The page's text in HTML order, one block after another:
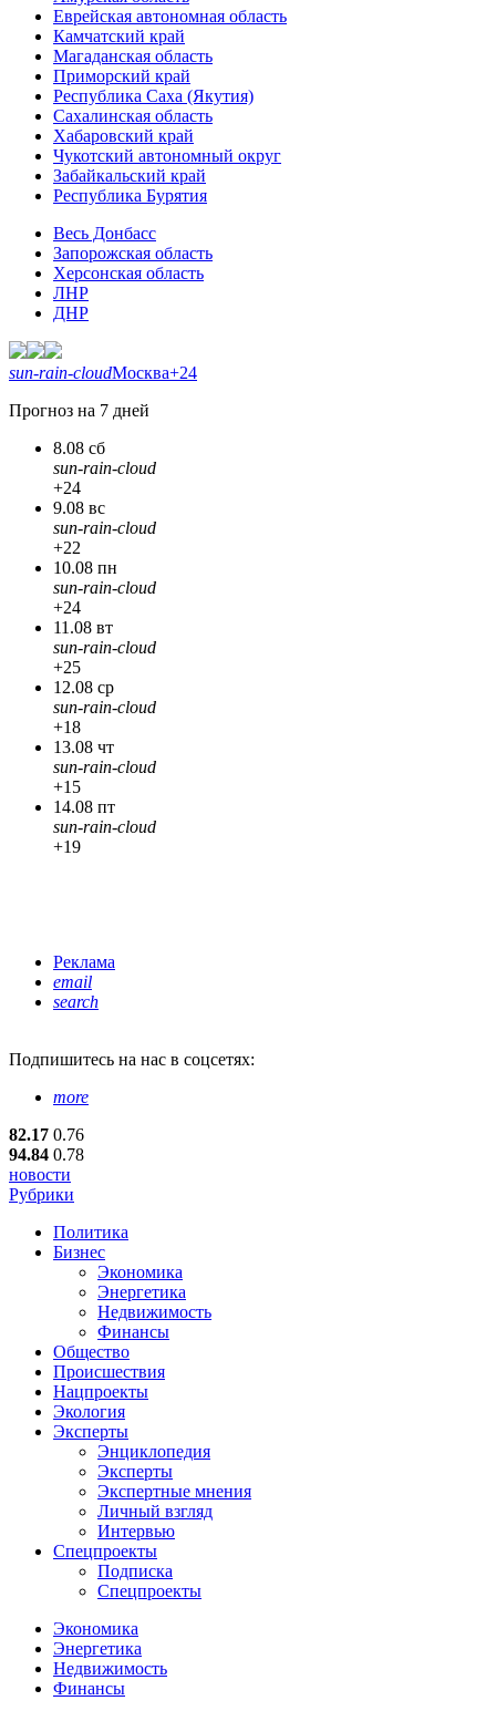
Еврейская автономная область
Камчатский край
Магаданская область
Приморский край
Республика Саха (Якутия)
Сахалинская область
Хабаровский край
Чукотский автономный округ
Забайкальский край
Республика Бурятия
Весь Донбасс
Запорожская область
Херсонская область
ЛНР
ДНР
sun-rain-cloudМосква+24
Прогноз на 7 дней
8.08 сб
sun-rain-cloud
+24
9.08 вс
sun-rain-cloud
+22
10.08 пн
sun-rain-cloud
+24
11.08 вт
sun-rain-cloud
+25
12.08 ср
sun-rain-cloud
+18
13.08 чт
sun-rain-cloud
+15
14.08 пт
sun-rain-cloud
+19
Реклама
email
search
Подпишитесь на нас в соцсетях:
more
82.17 0.76
94.84 0.78
новости
Рубрики
Политика
Бизнес
Экономика
Энергетика
Недвижимость
Финансы
Общество
Происшествия
Нацпроекты
Экология
Эксперты
Энциклопедия
Эксперты
Экспертные мнения
Личный взгляд
Интервью
Спецпроекты
Подписка
Спецпроекты
Экономика
Энергетика
Недвижимость
Финансы